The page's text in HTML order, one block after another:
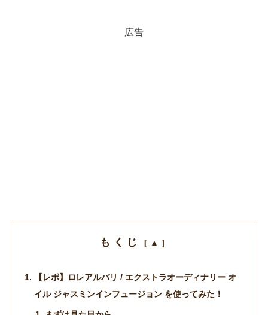
広告
もくじ
【レポ】ロレアルパリ / エクストラオーディナリー オ
イル ジャスミンインフュージョン を使ってみた！